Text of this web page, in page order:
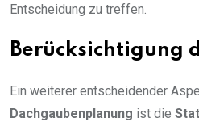
Entscheidung zu treffen.
Berücksichtigung
Ein weiterer entscheidender
Dachgaubenplanung ist die